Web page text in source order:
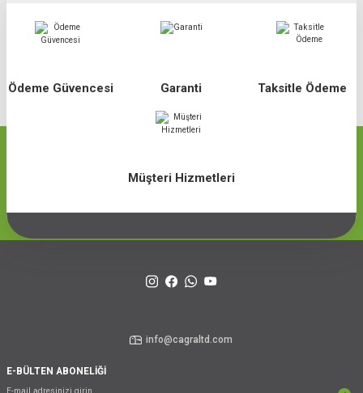
Ödeme Güvencesi Garanti Taksitle Ödeme
Müşteri Hizmetleri
info@cagraltd.com
E-BÜLTEN ABONELİĞİ